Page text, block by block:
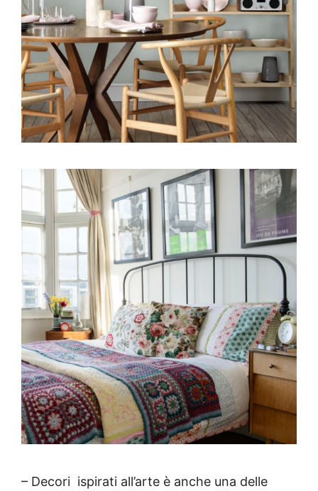
– Decori ispirati all’arte è anche una delle